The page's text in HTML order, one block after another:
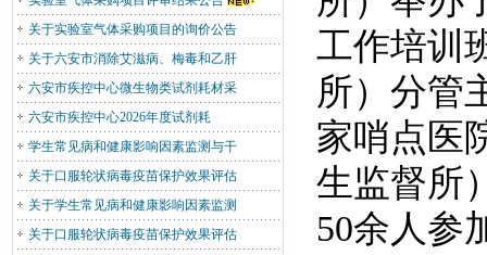
关于实验室气体采购项目的询价公告
关于六安市消除艾滋病、梅毒和乙肝
六安市疾控中心微生物类试剂耗材采
六安市疾控中心2026年度试剂耗
学生常见病和健康影响因素监测与干
关于口服轮状病毒疫苗保护效果评估
关于学生常见病和健康影响因素监测
关于口服轮状病毒疫苗保护效果评估
工作培训
所）分管
家哨点医
生监督所
50余人参